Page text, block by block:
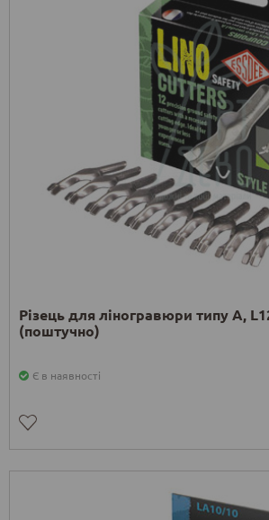
Різець для ліногравюри типу A,
(поштучно)
Є в наявності